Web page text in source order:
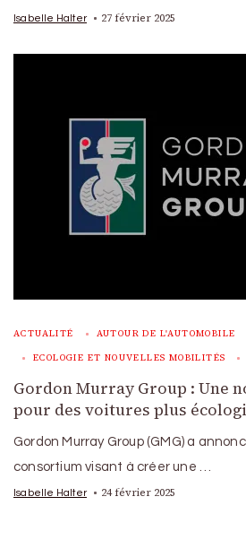
Isabelle Halter 27 février 2025
ACTUALITÉ AUTOUR DE L'AUTOMOBILE
ECOLOGIE ET NOUVELLES MOBILITÉS
Gordon Murray Group : Une
pour des voitures plus
Gordon Murray Group (GMG) a
consortium visant à créer une …
Isabelle Halter 24 février 2025